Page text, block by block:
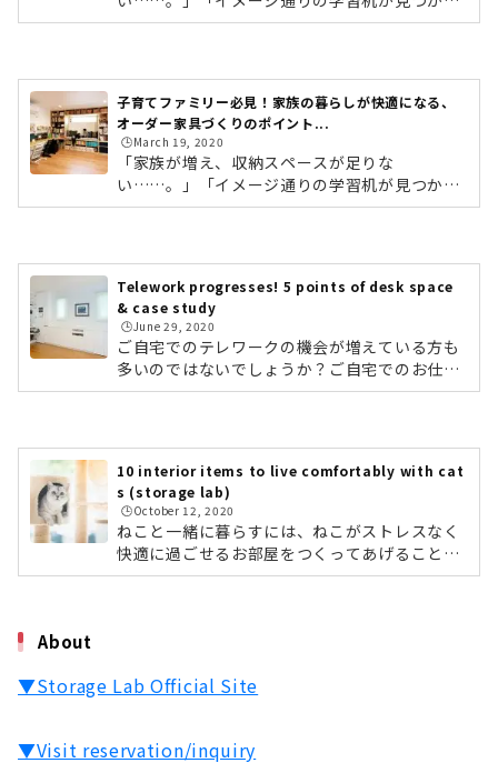
ら、収納ラボの家具づくりに対するこだわりを
ない……。」「おもちゃがどんどん増えてしま
大掛かりな工事をしなくても、お部屋をがらり
と変えることのできる強い味方。そこで今回
は、オーダー家具専門店「収納ラボ」の名古屋
ショールームにて、オーダー家具について教え
ていただきました。オーダー家具づくりのポイ
子育てファミリー必見！家族の暮らしが快適になる、
オーダー家具づくりのポイント...
🕒️March 19, 2020
「家族が増え、収納スペースが足りな
い……。」「イメージ通りの学習机が見つから
ない……。」「おもちゃがどんどん増えてしま
大掛かりな工事をしなくても、お部屋をがらり
と変えることのできる強い味方。そこで今回
は、オーダー家具専門店「収納ラボ」の名古屋
ショールームにて、オーダー家具について教え
ていただきました。オーダー家具づくりのポイ
Telework progresses! 5 points of desk space
& case study
🕒️June 29, 2020
ご自宅でのテレワークの機会が増えている方も
多いのではないでしょうか？ご自宅でのお仕事
がはかどらない……。その原因はデスクスペー
収納の量・コード類の配線など、効率的に仕事
ができる環境が必要です。そんな自分にぴった
りなデスクスペースを実現してくれるのが、オ
ーダー家具！そこで今回は、オーダー家具専門
店「収納ラボ」の名古屋ショールームにて、オ
10 interior items to live comfortably with cat
s (storage lab)
🕒️October 12, 2020
ねこと一緒に暮らすには、ねこがストレスなく
快適に過ごせるお部屋をつくってあげることが
大切。そこで今回は、さまざまな収納家具を手
タイルに合わせたオーダー家具をつくっている
でお楽しみに！▼収納ラボの詳細はこちらねこ
About
▼Storage Lab Official Site
▼Visit reservation/inquiry